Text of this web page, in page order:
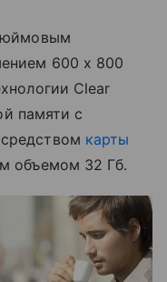
600 х 800
Clear
памяти с
карты
объемом 32 Гб.